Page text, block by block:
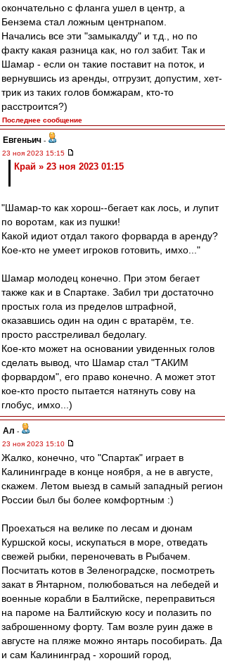
окончательно с фланга ушел в центр, а
Бензема стал ложным центрнапом.
Начались все эти "замыкалду" и т.д., но по
факту какая разница как, но гол забит. Так и
Шамар - если он такие поставит на поток, и
вернувшись из аренды, отгрузит, допустим, хет-
трик из таких голов бомжарам, кто-то
расстроится?)
Последнее сообщение
Евгеньич -
23 ноя 2023 15:15
Край » 23 ноя 2023 01:15
"Шамар-то как хорош--бегает как лось, и лупит
по воротам, как из пушки!
Какой идиот отдал такого форварда в аренду?
Кое-кто не умеет игроков готовить, имхо..."
Шамар молодец конечно. При этом бегает
также как и в Спартаке. Забил три достаточно
простых гола из пределов штрафной,
оказавшись один на один с вратарём, т.е.
просто расстреливал бедолагу.
Кое-кто может на основании увиденных голов
сделать вывод, что Шамар стал "ТАКИМ
форвардом", его право конечно. А может этот
кое-кто просто пытается натянуть сову на
глобус, имхо...)
Ал -
23 ноя 2023 15:10
Жалко, конечно, что "Спартак" играет в
Калининграде в конце ноября, а не в августе,
скажем. Летом выезд в самый западный регион
России был бы более комфортным :)
Проехаться на велике по лесам и дюнам
Куршской косы, искупаться в море, отведать
свежей рыбки, переночевать в Рыбачем.
Посчитать котов в Зеленоградске, посмотреть
закат в Янтарном, полюбоваться на лебедей и
военные корабли в Балтийске, переправиться
на пароме на Балтийскую косу и полазить по
заброшенному форту. Там возле руин даже в
августе на пляже можно янтарь пособирать. Да
и сам Калининград - хороший город,